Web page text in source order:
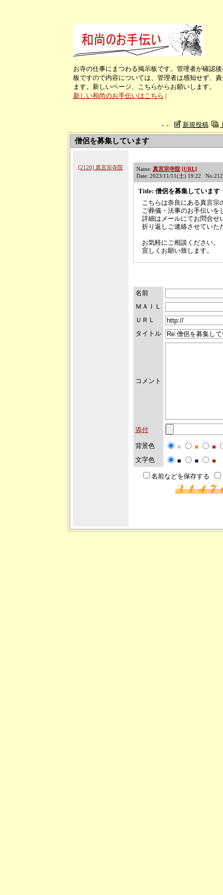
お寺の仕事にまつわる掲示板です。管理者が確認
板ですので内容については、管理者は感知せず、
ます。新しいページ、こちらからお願いします。
新しい和尚のお手伝いはこちら |
＜＜ 新規投稿
僧侶を募集しています
[2120] 真言宗寺院 Name: 真言宗寺院 [URL]
Date: 2023/11/11(土) 19:22
Title: 僧侶を募集しています
こちらは奈良にある真言宗
ご葬儀・法事のお手伝いを
詳細はメールにてお問合せ
折り返しご連絡させていた
お気軽にご相談ください。
宜しくお願い致します。
名前
ＭＡＩＬ
ＵＲＬ
タイトル
コメント
添付
背景色 ■ ■
■
文字色
■ ■ ■
名前などを保存する